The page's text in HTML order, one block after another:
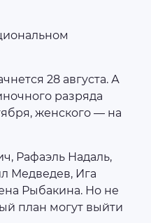
28 августа. А
разряда
женского — на
Рафаэль Надаль,
Медведев, Ига
Рыбакина. Но не
план могут выйти